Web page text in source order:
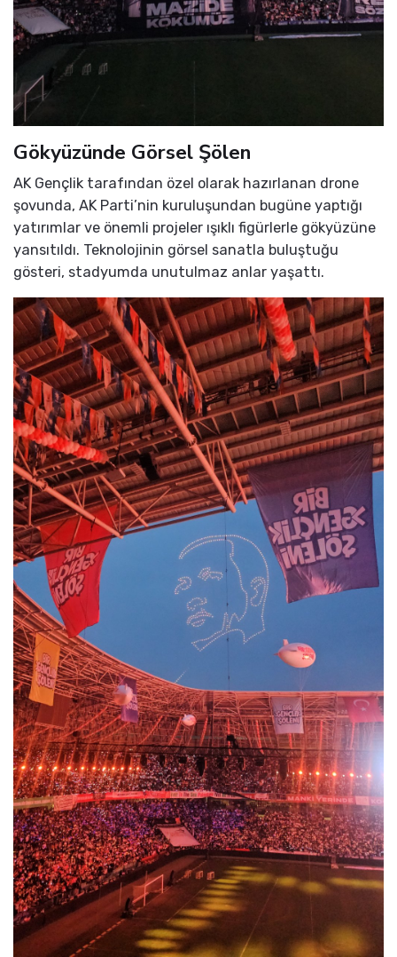
Gökyüzünde Görsel Şölen
AK Gençlik tarafından özel olarak hazırlanan drone
şovunda, AK Parti’nin kuruluşundan bugüne yaptığı
yatırımlar ve önemli projeler ışıklı figürlerle gökyüzüne
yansıtıldı. Teknolojinin görsel sanatla buluştuğu
gösteri, stadyumda unutulmaz anlar yaşattı.